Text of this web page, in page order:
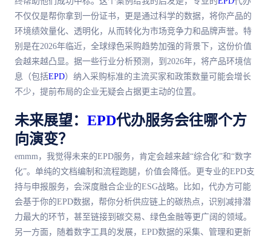
不仅仅是帮你拿到一份证书，更是通过科学的数据，将你产品的
环境绩效量化、透明化，从而转化为市场竞争力和品牌声誉。特
别是在2026年临近，全球绿色采购趋势加强的背景下，这份价值
会越来越凸显。据一些行业分析预测，到2026年，将产品环境信
息（包括EPD）纳入采购标准的主流买家和政策数量可能会增长
不少，提前布局的企业无疑会占据更主动的位置。
未来展望： EPD代办服务会往哪个方
向演变？
emmm，我觉得未来的EPD服务，肯定会越来越“综合化”和“数字
化”。单纯的文档编制和流程跑腿，价值会降低。更专业的EPD支
持与申报服务，会深度融合企业的ESG战略。比如，代办方可能
会基于你的EPD数据，帮你分析供应链上的碳热点，识别减排潜
力最大的环节，甚至链接到碳交易、绿色金融等更广阔的领域。
另一方面，随着数字工具的发展，EPD数据的采集、管理和更新